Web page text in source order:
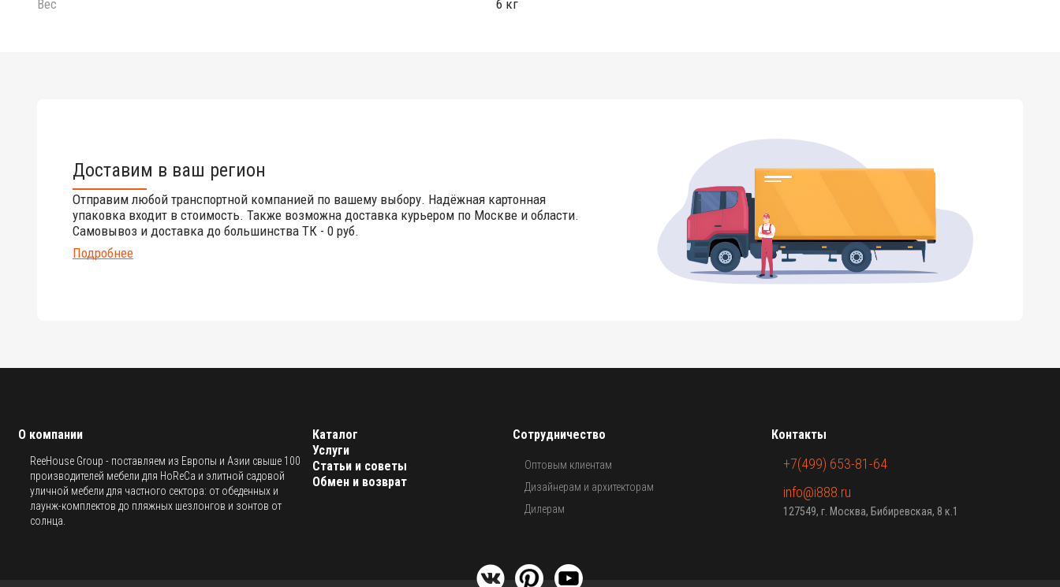
Вес 6 кг
Доставим в ваш регион
Отправим любой транспортной компанией по вашему выбору. Надёжная картонная
упаковка входит в стоимость. Также возможна доставка курьером по Москве и области.
Самовывоз и доставка до большинства ТК - 0 руб.
Подробнее
О компании
ReeHouse Group - поставляем из Европы и Азии свыше 100
производителей мебели для HoReCa и элитной садовой
уличной мебели для частного сектора: от обеденных и
лаунж-комплектов до пляжных шезлонгов и зонтов от
солнца.
Каталог
Услуги
Статьи и советы
Обмен и возврат
Сотрудничество
Оптовым клиентам
Дизайнерам и архитекторам
Дилерам
Контакты
+7(499) 653-81-64
info@i888.ru
127549, г. Москва, Бибиревская, 8 к.1